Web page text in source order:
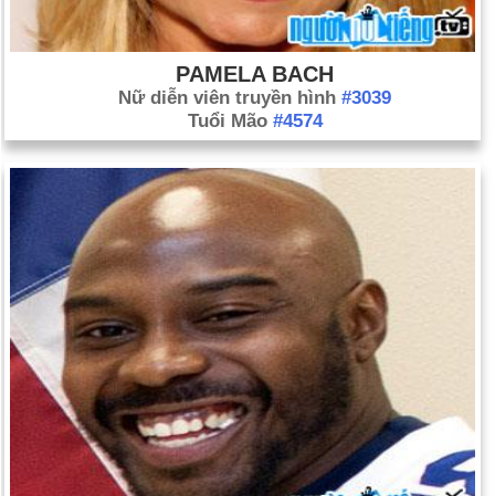
PAMELA BACH
Nữ diễn viên truyền hình #3039
Tuổi Mão #4574